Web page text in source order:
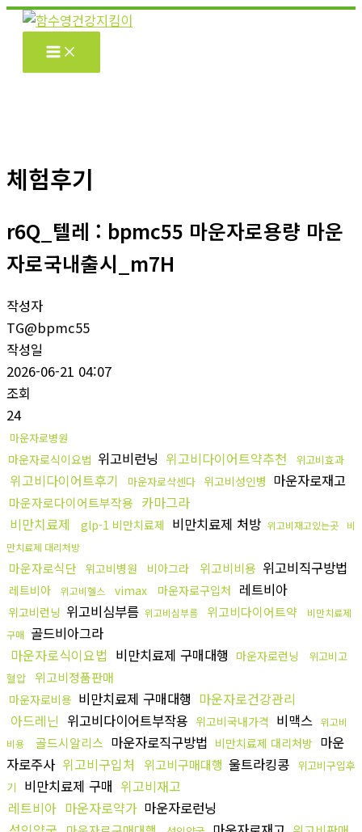
콘
기
체험후기
r6Q_텔레 : bpmc55 마운자로용량 마운
자로국내출시_m7H
작성자
TG@bpmc55
작성일
2026-06-21 04:07
조회
24
마운자로병원
마운자로식이요법 위고비런닝 위고비다이어트약추천 위고비효과
위고비다이어트후기 마운자로삭센다 위고비성인병 마운자로재고
마운자로다이어트부작용 카마그라
비만치료제
glp-1 비만치료제 비만치료제 처방 위고비재고있는곳
비
만치료제 대리처방
마운자로식단 위고비병원 비아그라 위고비비용 위고비직구방법
레트비아 위고비헬스 vimax 마운자로구입처 레트비아
위고비런닝 위고비심부름 위고비심부름 위고비다이어트약
비만치료제
구매 골드비아그라
마운자로식이요법 비만치료제 구매대행 마운자로런닝
위고비고
혈압
위고비정품판매
마운자로비용 비만치료제 구매대행 마운자로건강관리
아드레닌 위고비다이어트부작용 위고비국내가격 비맥스 위고비
비용
골드시알리스 마운자로직구방법 비만치료제 대리처방 마운
자로주사 위고비구입처 위고비구매대행 울트라킹콩 위고비구입후
기
비만치료제 구매 위고비재고
레트비아 마운자로약가 마운자로런닝